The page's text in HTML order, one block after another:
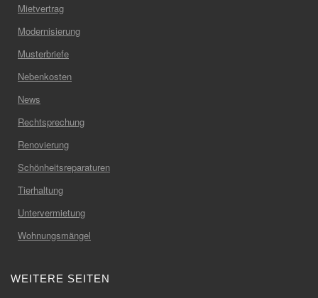
Mietvertrag
Modernisierung
Musterbriefe
Nebenkosten
News
Rechtsprechung
Renovierung
Schönheitsreparaturen
Tierhaltung
Untervermietung
Wohnungsmängel
WEITERE SEITEN